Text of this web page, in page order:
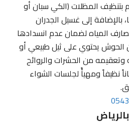
بتنظيف المظلات (الكي سبان أو
إلى غسيل الجدران
المياه لضمان عدم انسدادها
يحتوي على ثيل طبيعي أو
من الحشرات والروائح
ومهيأً لجلسات الشواء